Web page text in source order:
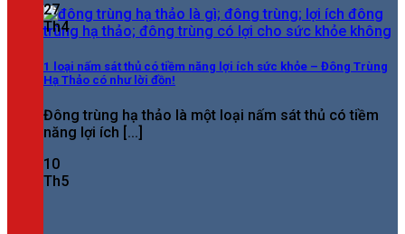
1 loại nấm sát thủ có tiềm năng lợi ích sức khỏe – Đông Trùng
Hạ Thảo có như lời đồn!
Đông trùng hạ thảo là một loại nấm sát thủ có tiềm
năng lợi ích [...]
10
Th5
27
Th4